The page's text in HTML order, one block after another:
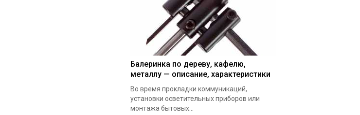
Балеринка по дереву, кафелю,
металлу — описание, характеристики
Во время прокладки коммуникаций,
установки осветительных приборов или
монтажа бытовых...